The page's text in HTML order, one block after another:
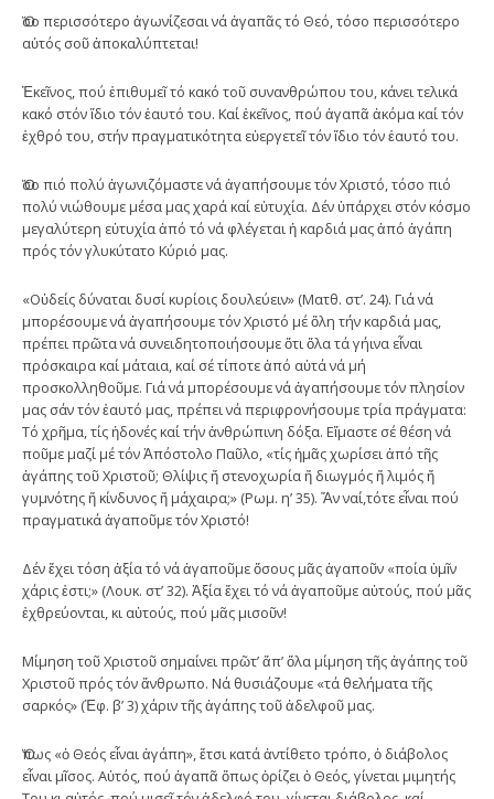
Ὅσο περισσότερο ἀγωνίζεσαι νά ἀγαπᾶς τό Θεό, τόσο περισσότερο
αὐτός σοῦ ἀποκαλύπτεται!
Ἐκεῖνος, πού ἐπιθυμεῖ τό κακό τοῦ συνανθρώπου του, κάνει τελικά
κακό στόν ἴδιο τόν ἑαυτό του. Καί ἐκεῖνος, πού ἀγαπᾶ ἀκόμα καί τόν
ἐχθρό του, στήν πραγματικότητα εὐεργετεῖ τόν ἴδιο τόν ἑαυτό του.
Ὅσο πιό πολύ ἀγωνιζόμαστε νά ἀγαπήσουμε τόν Χριστό, τόσο πιό
πολύ νιώθουμε μέσα μας χαρά καί εὐτυχία. Δέν ὑπάρχει στόν κόσμο
μεγαλύτερη εὐτυχία ἀπό τό νά φλέγεται ἡ καρδιά μας ἀπό ἀγάπη
πρός τόν γλυκύτατο Κύριό μας.
«Οὐδείς δύναται δυσί κυρίοις δουλεύειν» (Ματθ. στ’. 24). Γιά νά
μπορέσουμε νά ἀγαπήσουμε τόν Χριστό μέ ὅλη τήν καρδιά μας,
πρέπει πρῶτα νά συνειδητοποιήσουμε ὅτι ὅλα τά γήινα εἶναι
πρόσκαιρα καί μάταια, καί σέ τίποτε ἀπό αὐτά νά μή
προσκολληθοῦμε. Γιά νά μπορέσουμε νά ἀγαπήσουμε τόν πλησίον
μας σάν τόν ἑαυτό μας, πρέπει νά περιφρονήσουμε τρία πράγματα:
Τό χρῆμα, τίς ἡδονές καί τήν ἀνθρώπινη δόξα. Εἴμαστε σέ θέση νά
ποῦμε μαζί μέ τόν Ἀπόστολο Παῦλο, «τίς ἡμᾶς χωρίσει ἀπό τῆς
ἀγάπης τοῦ Χριστοῦ; Θλίψις ἤ στενοχωρία ἤ διωγμός ἤ λιμός ἤ
γυμνότης ἤ κίνδυνος ἤ μάχαιρα;» (Ρωμ. η’ 35). Ἄν ναί,τότε εἶναι πού
πραγματικά ἀγαποῦμε τόν Χριστό!
Δέν ἔχει τόση ἀξία τό νά ἀγαποῦμε ὅσους μᾶς ἀγαποῦν «ποία ὑμῖν
χάρις ἐστι;» (Λουκ. στ’ 32). Ἀξία ἔχει τό νά ἀγαποῦμε αὐτούς, πού μᾶς
ἐχθρεύονται, κι αὐτούς, πού μᾶς μισοῦν!
Μίμηση τοῦ Χριστοῦ σημαίνει πρῶτ’ ἄπ’ ὅλα μίμηση τῆς ἀγάπης τοῦ
Χριστοῦ πρός τόν ἄνθρωπο. Νά θυσιάζουμε «τά θελήματα τῆς
σαρκός» (Ἐφ. β’ 3) χάριν τῆς ἀγάπης τοῦ ἀδελφοῦ μας.
Ὅπως «ὁ Θεός εἶναι ἀγάπη», ἔτσι κατά ἀντίθετο τρόπο, ὁ διάβολος
εἶναι μῖσος. Αὐτός, πού ἀγαπᾶ ὅπως ὁρίζει ὁ Θεός, γίνεται μιμητής